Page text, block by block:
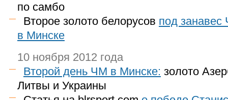
по самбо
Второе золото белорусов под
в Минске
10 ноября 2012 года
Второй день ЧМ в Минске: золото
Литвы и Украины